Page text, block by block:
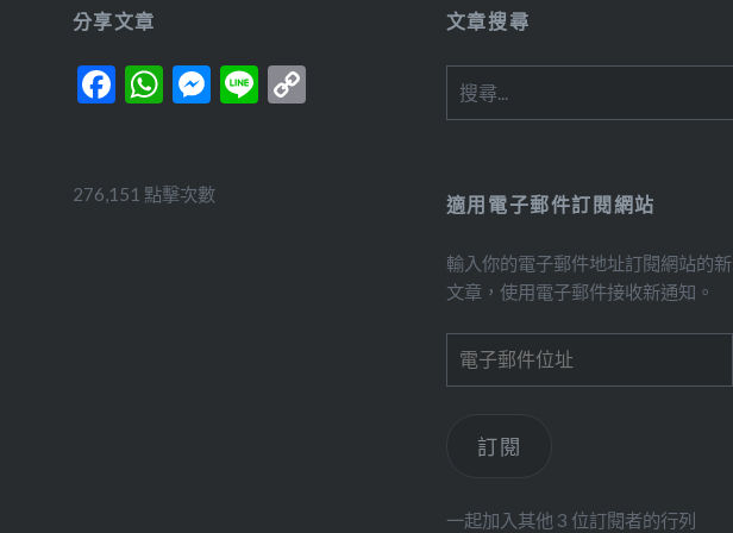
分享文章
Facebook
WhatsApp
Messenger
LineCopy
文章搜尋
搜
尋
字:
276,151 點擊次數 適用電子郵件訂閱網站
輸入你的電子郵件地址訂閱網站的新
文章，使用電子郵件接收新通知。
訂閱
一起加入其他 3 位訂閱者的行列